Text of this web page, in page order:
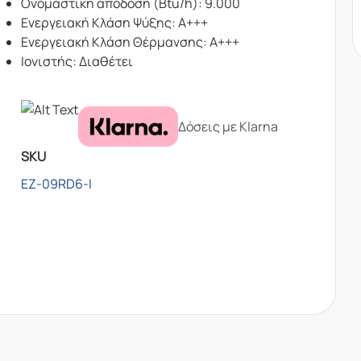
Ενεργειακή Κλάση Ψύξης: Α+++
Ενεργειακή Κλάση Θέρμανσης: Α+++
Ιονιστής: Διαθέτει
Δόσεις με Klarna
SKU
EZ-09RD6-I